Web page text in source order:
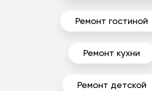
Ремонт гостиной
Ремонт кухни
Ремонт детской